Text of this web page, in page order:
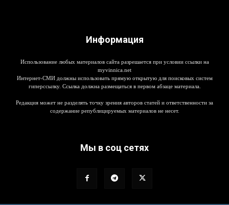
Информация
Использование любых материалов сайта разрешается при условии ссылки на
myvinnica.net
Интернет-СМИ должны использовать прямую открытую для поисковых систем
гиперссылку. Ссылка должна размещаться в первом абзаце материала.
Редакция может не разделять точку зрения авторов статей и ответственности за
содержание републицируемых материалов не несет.
Мы в соц сетях